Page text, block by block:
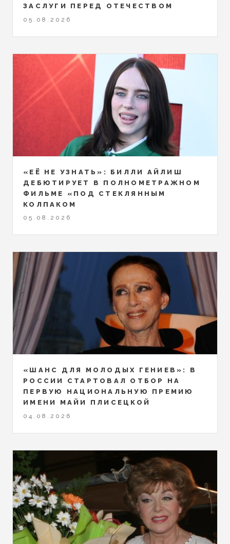
ЗАСЛУГИ ПЕРЕД ОТЕЧЕСТВОМ
05.08.2026
«ЕЁ НЕ УЗНАТЬ»: БИЛЛИ АЙЛИШ
ДЕБЮТИРУЕТ В ПОЛНОМЕТРАЖНОМ
ФИЛЬМЕ «ПОД СТЕКЛЯННЫМ
КОЛПАКОМ
05.08.2026
«ШАНС ДЛЯ МОЛОДЫХ ГЕНИЕВ»: В
РОССИИ СТАРТОВАЛ ОТБОР НА
ПЕРВУЮ НАЦИОНАЛЬНУЮ ПРЕМИЮ
ИМЕНИ МАЙИ ПЛИСЕЦКОЙ
04.08.2026